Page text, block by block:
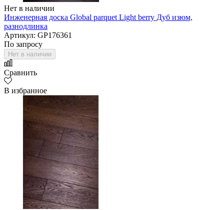
Нет в наличии
Инженерная доска Global parquet Light berry Дуб изюм,
разнодлинка
Артикул: GP176361
По запросу
Нет в наличии
Сравнить
В избранное